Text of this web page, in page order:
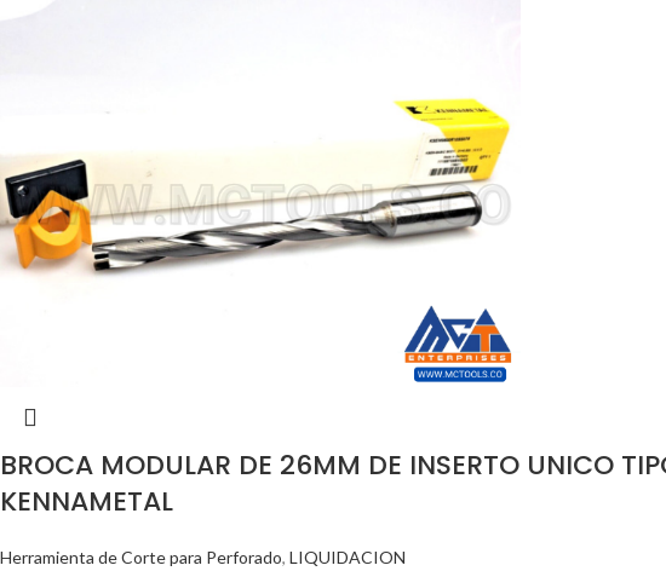
BROCA MODULAR DE 26MM DE INSERTO UNICO
KENNAMETAL
Herramienta de Corte para Perforado, LIQUIDACION